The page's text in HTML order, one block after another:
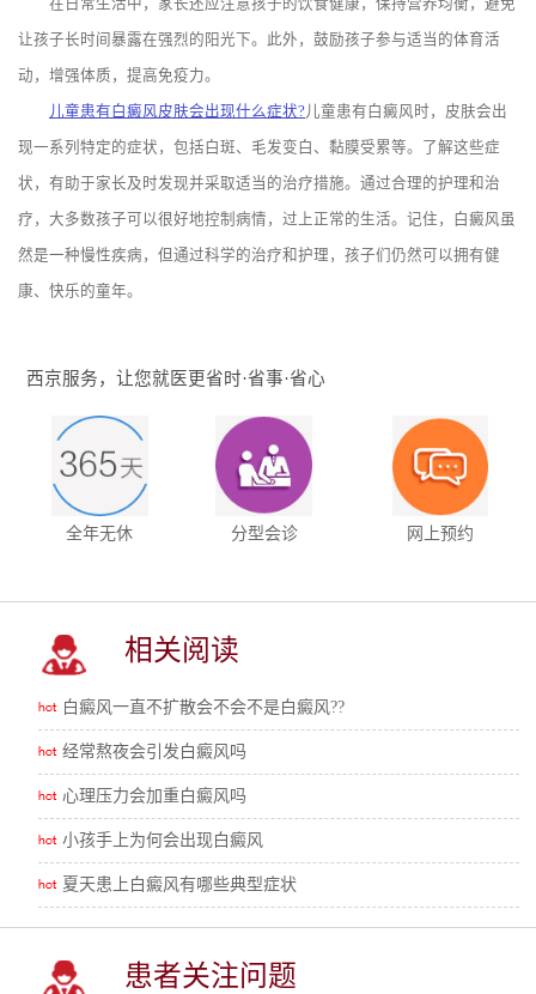
在日常生活中，家长还应注意孩子的饮食健康，保持营养均衡，避免
让孩子长时间暴露在强烈的阳光下。此外，鼓励孩子参与适当的体育活
动，增强体质，提高免疫力。
儿童患有白癜风皮肤会出现什么症状?儿童患有白癜风时，皮肤会出
现一系列特定的症状，包括白斑、毛发变白、黏膜受累等。了解这些症
状，有助于家长及时发现并采取适当的治疗措施。通过合理的护理和治
疗，大多数孩子可以很好地控制病情，过上正常的生活。记住，白癜风虽
然是一种慢性疾病，但通过科学的治疗和护理，孩子们仍然可以拥有健
康、快乐的童年。
西京服务，让您就医更省时·省事·省心
全年无休 分型会诊 网上预约
相关阅读
白癜风一直不扩散会不会不是白癜风??
经常熬夜会引发白癜风吗
心理压力会加重白癜风吗
小孩手上为何会出现白癜风
夏天患上白癜风有哪些典型症状
患者关注问题